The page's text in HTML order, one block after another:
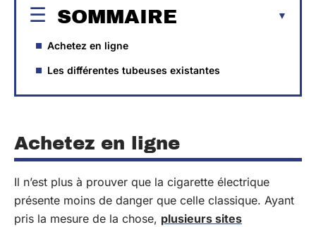
SOMMAIRE
Achetez en ligne
Les différentes tubeuses existantes
Achetez en ligne
Il n’est plus à prouver que la cigarette électrique
présente moins de danger que celle classique. Ayant
pris la mesure de la chose, plusieurs sites